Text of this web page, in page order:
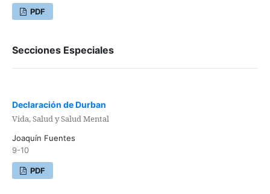
PDF
Secciones Especiales
Declaración de Durban
Vida, Salud y Salud Mental
Joaquín Fuentes
9-10
PDF